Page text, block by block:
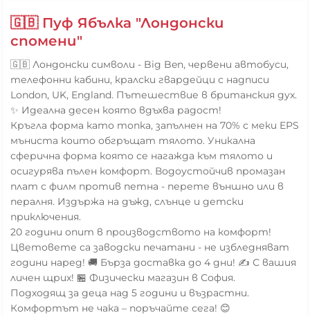
🇬🇧 Пуф Ябълка "Лондонски
спомени"
🇬🇧 Лондонски символи - Big Ben, червени автобуси,
телефонни кабини, кралски гвардейци с надписи
London, UK, England. Пътешествие в британския дух.
✨ Идеална десен която вдъхва радост!
Кръгла форма като топка, запълнен на 70% с меки EPS
мъниста които обгръщат тялото. Уникална
сферична форма която се нагажда към тялото и
осигурява пълен комфорт. Водоустойчив промазан
плат с филм против петна - перете външно или в
пералня. Издържа на дъжд, слънце и детски
приключения.
20 години опит в производството на комфорт!
Цветовете са заводски печатани - не избледняват
години наред! 🚚 Бърза доставка до 4 дни! ✍️ С вашия
личен щрих! 🏪 Физически магазин в София.
Подходящ за деца над 5 години и възрастни.
Комфортът не чака – поръчайте сега! 😊